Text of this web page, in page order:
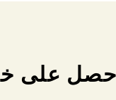
على خصم